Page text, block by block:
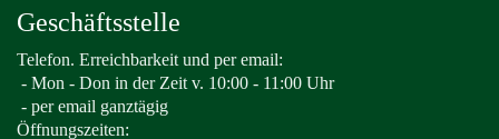
Geschäftsstelle
Telefon. Erreichbarkeit und per email:
- Mon - Don in der Zeit v. 10:00 - 11:00 Uhr
- per email ganztägig
Öffnungszeiten: